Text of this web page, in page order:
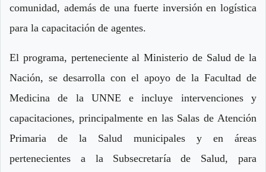
comunidad, además de una fuerte inversión en logística
para la capacitación de agentes.
El programa, perteneciente al Ministerio de Salud de la
Nación, se desarrolla con el apoyo de la Facultad de
Medicina de la UNNE e incluye intervenciones y
capacitaciones, principalmente en las Salas de Atención
Primaria de la Salud municipales y en áreas
pertenecientes a la Subsecretaría de Salud, para